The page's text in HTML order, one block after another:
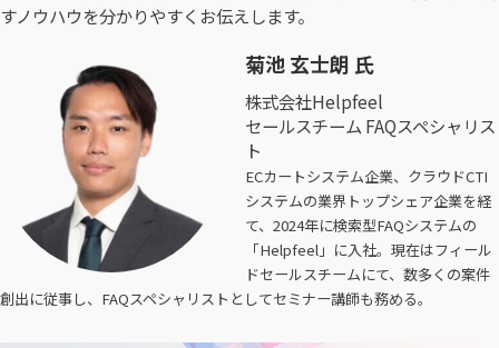
すノウハウを分かりやすくお伝えします。
菊池 玄士朗 氏
株式会社Helpfeel
セールスチーム FAQスペシャリス
ト
ECカートシステム企業、クラウドCTI
システムの業界トップシェア企業を経
て、2024年に検索型FAQシステムの
「Helpfeel」に入社。現在はフィール
ドセールスチームにて、数多くの案件
創出に従事し、FAQスペシャリストとしてセミナー講師も務める。